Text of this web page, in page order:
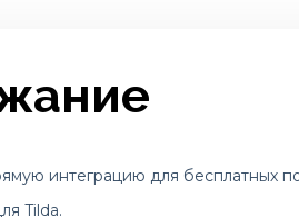
интеграцию для бесплатных
Tilda.